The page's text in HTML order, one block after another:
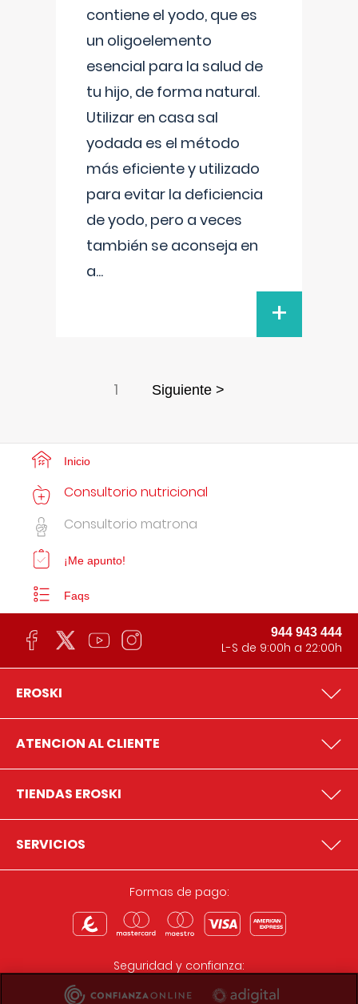
contiene el yodo, que es
un oligoelemento
esencial para la salud de
tu hijo, de forma natural.
Utilizar en casa sal
yodada es el método
más eficiente y utilizado
para evitar la deficiencia
de yodo, pero a veces
también se aconseja en
a...
+
1 Siguiente >
Inicio
Consultorio nutricional
Consultorio matrona
¡Me apunto!
Faqs
944 943 444
L-S de 9:00h a 22:00h
EROSKI
ATENCION AL CLIENTE
TIENDAS EROSKI
SERVICIOS
Formas de pago:
Seguridad y confianza: